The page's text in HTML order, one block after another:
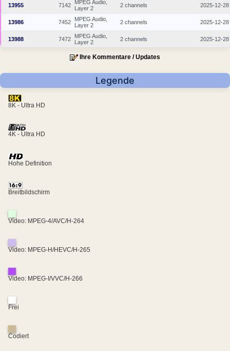
13955 7142
MPEG Audio,
Layer 2
2 channels 2025-12-28
13986 7452
MPEG Audio,
Layer 2
2 channels 2025-12-28
13988 7472
MPEG Audio,
Layer 2
2 channels 2025-12-28
Ihre Kommentare / Updates
Legende
8K - Ultra HD
4K - Ultra HD
Hohe Definition
Breitbildschirm
Video: MPEG-4/AVC/H-264
Video: MPEG-H/HEVC/H-265
Video: MPEG-I/VVC/H-266
Frei
Codiert